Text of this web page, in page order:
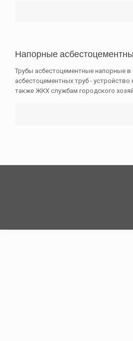
Напорные
Трубы асбестоцементные напорные в
асбестоцементных труб -
также ЖКХ службам городского